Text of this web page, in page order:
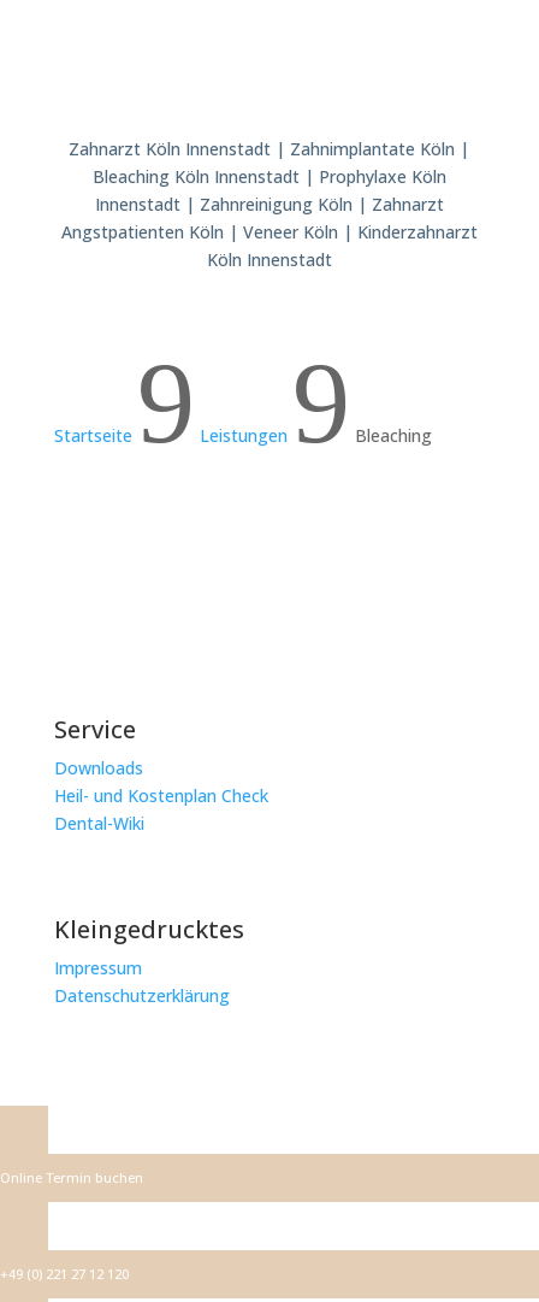
Zahnarzt Köln Innenstadt | Zahnimplantate Köln |
Bleaching Köln Innenstadt | Prophylaxe Köln
Innenstadt | Zahnreinigung Köln | Zahnarzt
Angstpatienten Köln | Veneer Köln | Kinderzahnarzt
Köln Innenstadt
Startseite 9 Leistungen 9 Bleaching
Service
Downloads
Heil- und Kostenplan Check
Dental-Wiki
Kleingedrucktes
Impressum
Datenschutzerklärung
Online Termin buchen
+49 (0) 221 27 12 120